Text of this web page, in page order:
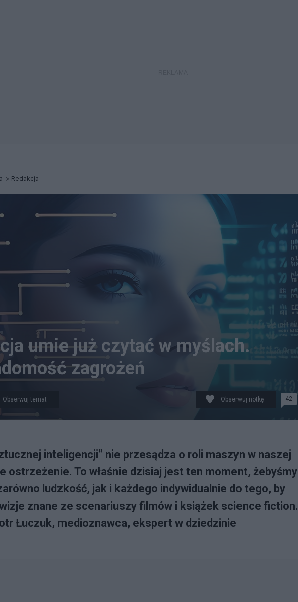
Redakcja
umie już czytać w myślach.
zagrożeń
Obserwuj temat Obserwuj notkę 42
inteligencji” nie przesądza o roli maszyn w naszej
ostrzeżenie. To właśnie dzisiaj jest ten moment, żebyśmy
ludzkość, jak i każdego indywidualnie do tego, by
znane ze scenariuszy filmów i książek science fiction.
Łuczuk, medioznawca, ekspert w dziedzinie